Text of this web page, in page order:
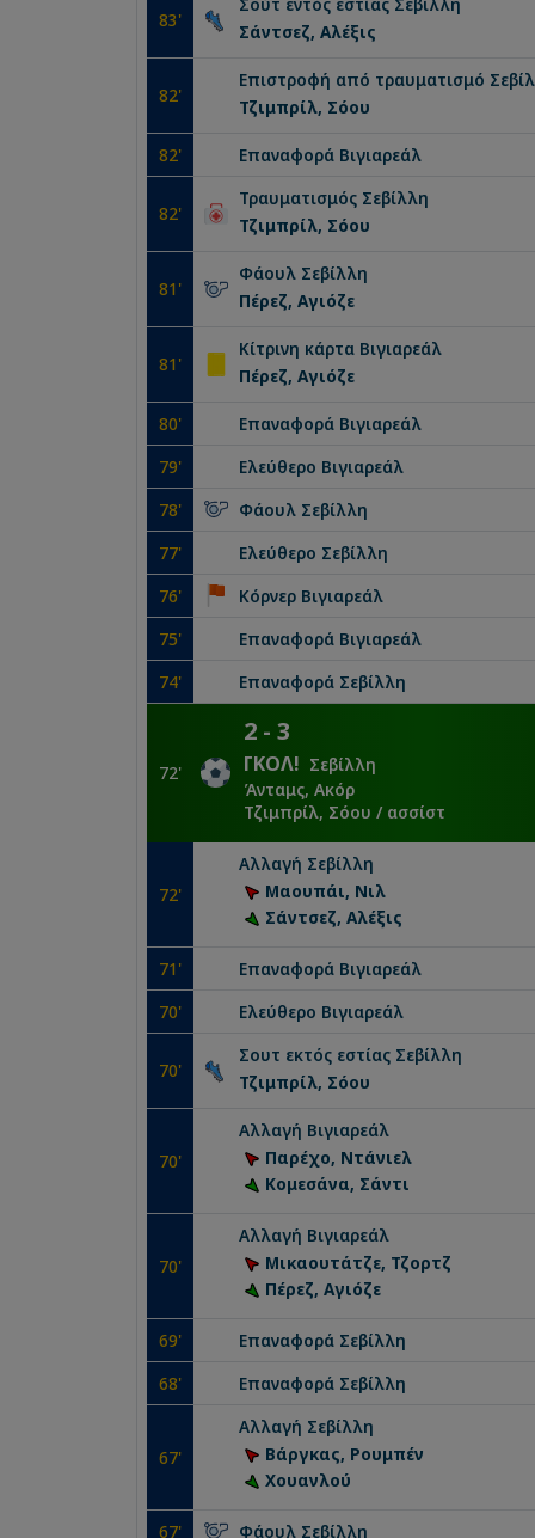
83'
Σάντσεζ, Αλέξις
82'
Επιστροφή από τραυματισμό
Τζιμπρίλ, Σόου
82' Επαναφορά Βιγιαρεάλ
82'
Τραυματισμός Σεβίλλη
Τζιμπρίλ, Σόου
81 '
Φάουλ Σεβίλλη
Πέρεζ, Αγιόζε
81 '
Κίτρινη κάρτα Βιγιαρεάλ
Πέρεζ, Αγιόζε
80' Επαναφορά Βιγιαρεάλ
79' Ελεύθερο Βιγιαρεάλ
78' Φάουλ Σεβίλλη
77' Ελεύθερο Σεβίλλη
76' Κόρνερ Βιγιαρεάλ
75' Επαναφορά Βιγιαρεάλ
74' Επαναφορά Σεβίλλη
72'
2 -3
ΓΚΟΛ! Σεβίλλη
Άνταμς, Ακόρ
Τζιμπρίλ, Σόου / ασσίστ
72'
Αλλαγή Σεβίλλη
Μαουπάι, Νιλ
Σάντσεζ, Αλέξις
71 ' Επαναφορά Βιγιαρεάλ
70' Ελεύθερο Βιγιαρεάλ
70'
Σουτ εκτός εστίας Σεβίλλη
Τζιμπρίλ, Σόου
70'
Αλλαγή Βιγιαρεάλ
Παρέχο, Ντάνιελ
Κομεσάνα, Σάντι
70'
Αλλαγή Βιγιαρεάλ
Μικαουτάτζε, Τζορτζ
Πέρεζ, Αγιόζε
69' Επαναφορά Σεβίλλη
68' Επαναφορά Σεβίλλη
67'
Αλλαγή Σεβίλλη
Βάργκας, Ρουμπέν
Χουανλού
67' Φάουλ Σεβίλλη